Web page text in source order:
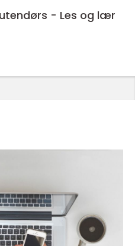
- Les og lær